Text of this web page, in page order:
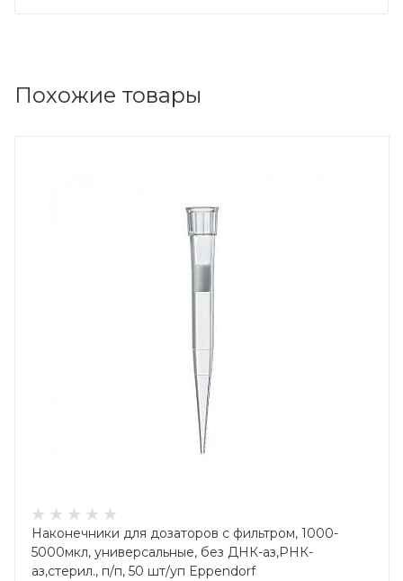
Похожие товары
Наконечники для дозаторов с фильтром, 1000-
5000мкл, универсальные, без ДНК-аз,РНК-
аз,стерил., п/п, 50 шт/уп Eppendorf